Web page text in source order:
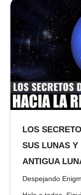
LOS
SUS LUNAS Y
ANTIGUA
Despejando